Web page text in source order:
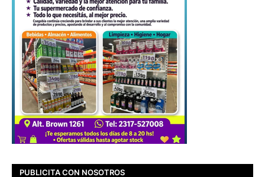
PUBLICITA CON NOSOTROS